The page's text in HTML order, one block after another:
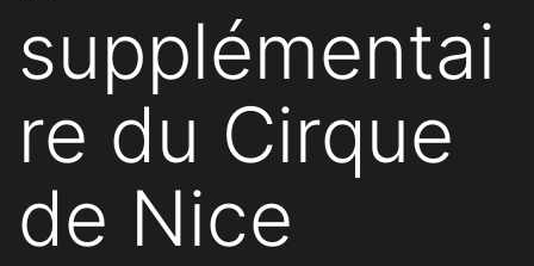
supplémentai
re du Cirque
de Nice